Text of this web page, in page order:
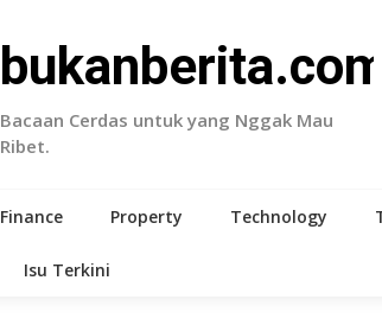
bukanberita.com
Bacaan Cerdas untuk yang Nggak Mau
Ribet.
Finance Property Technology
Isu Terkini